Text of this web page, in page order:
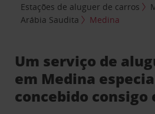
Estações de aluguer de carros
Arábia Saudita
Medina
Um serviço de
em Medina
concebido consigo